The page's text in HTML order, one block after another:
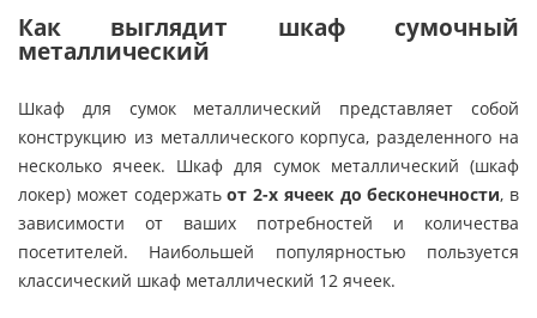
Как выглядит шкаф сумочный
металлический
Шкаф для сумок металлический представляет собой
конструкцию из металлического корпуса, разделенного на
несколько ячеек. Шкаф для сумок металлический (шкаф
локер) может содержатьот 2-х ячеек до бесконечности, в
зависимости от ваших потребностей и количества
посетителей. Наибольшей популярностью пользуется
классический шкаф металлический 12 ячеек.